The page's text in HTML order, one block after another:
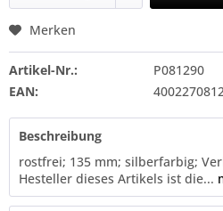
Merken
Artikel-Nr.:
P081290
EAN:
Beschreibung
rostfrei; 135 mm; silberfarbig;
Hesteller dieses Artikels ist die...